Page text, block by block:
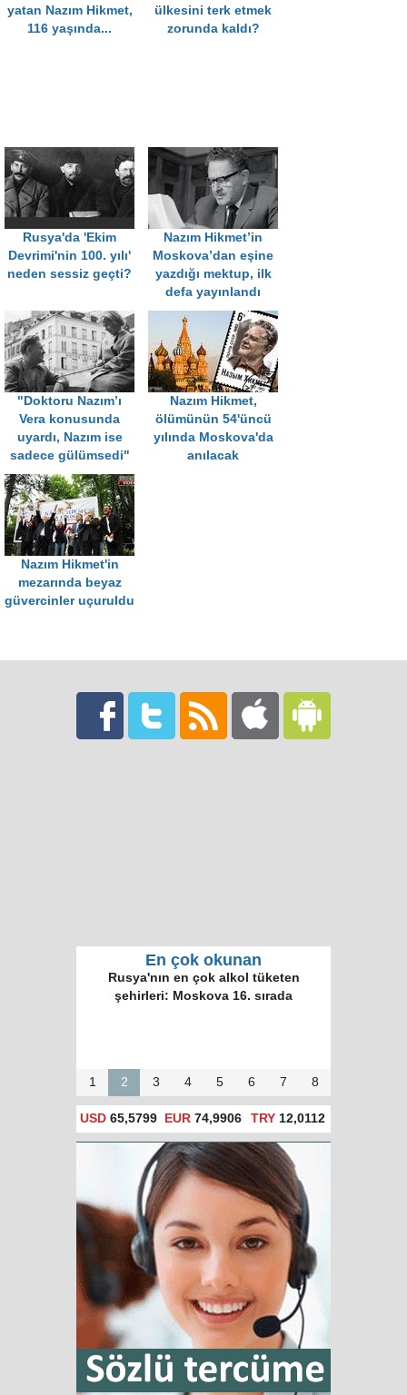
yatan Nazım Hikmet,
116 yaşında...
ülkesini terk etmek
zorunda kaldı?
Rusya'da 'Ekim
Devrimi'nin 100. yılı'
neden sessiz geçti?
Nazım Hikmet’in
Moskova’dan eşine
yazdığı mektup, ilk
defa yayınlandı
"Doktoru Nazım’ı
Vera konusunda
uyardı, Nazım ise
sadece gülümsedi"
Nazım Hikmet,
ölümünün 54'üncü
yılında Moskova'da
anılacak
Nazım Hikmet'in
mezarında beyaz
güvercinler uçuruldu
En çok okunan
Dünyanın en iyi
işverenleri: Rusya
1 2 3 4 5 6 7 8
USD 65,5799 EUR 74,9906 TRY 12,0112